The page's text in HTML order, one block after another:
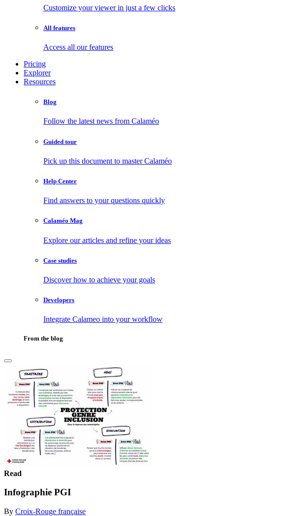
Customize your viewer in just a few clicks
All features
Access all our features
Pricing
Explorer
Resources
Blog
Follow the latest news from Calaméo
Guided tour
Pick up this document to master Calaméo
Help Center
Find answers to your questions quickly
Calaméo Mag
Explore our articles and refine your ideas
Case studies
Discover how to achieve your goals
Developers
Integrate Calameo into your workflow
From the blog
Read
Infographie PGI
By Croix-Rouge française